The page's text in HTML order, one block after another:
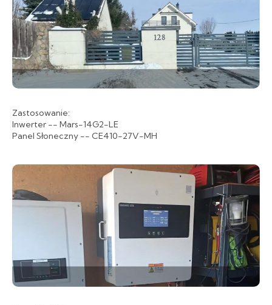
Zastosowanie:
Inwerter -- Mars-14G2-LE
Panel Słoneczny -- CE410-27V-MH